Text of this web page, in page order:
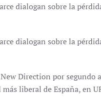
dialogan sobre la
dialogan sobre la
Direction por segundo
liberal de España, en